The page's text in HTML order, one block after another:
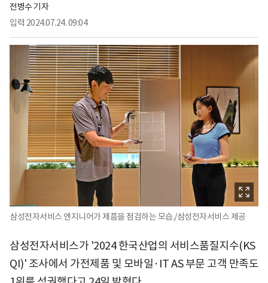
전병수 기자
입력 2024.07.24. 09:04
삼성전자서비스 엔지니어가 제품을 점검하는 모습./삼성전자서비스 제공
삼성전자서비스가 '2024 한국산업의 서비스품질지수(KS
QI)' 조사에서 가전제품 및 모바일·IT AS 부문 고객 만족도